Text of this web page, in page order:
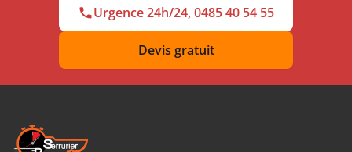
Urgence 24h/24, 0485 40 54 55
Devis gratuit